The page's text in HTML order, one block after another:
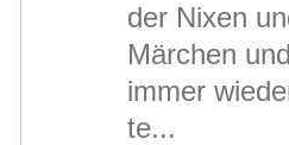
der Nixen
Mär­chen
immer
te...